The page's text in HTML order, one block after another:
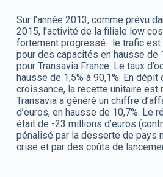
Sur l’année 2013, comme prévu
2015, l’activité de la filiale low
fortement progressé : le trafic est
pour des capacités en hausse de
pour Transavia France. Le taux
hausse de 1,5% à 90,1%. En
croissance, la recette unitaire est
Transavia a généré un chiffre
d’euros, en hausse de 10,7%. Le
était de -23 millions d’euros
pénalisé par la desserte de pays
crise et par des coûts de